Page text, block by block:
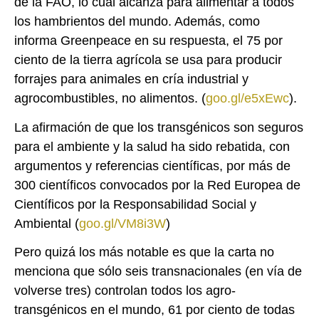
los hambrientos del mundo. Además, como
informa Greenpeace en su respuesta, el 75 por
ciento de la tierra agrícola se usa para producir
forrajes para animales en cría industrial y
agrocombustibles, no alimentos. (goo.gl/e5xEwc).
La afirmación de que los transgénicos son seguros
para el ambiente y la salud ha sido rebatida, con
argumentos y referencias científicas, por más de
300 científicos convocados por la Red Europea de
Científicos por la Responsabilidad Social y
Ambiental (goo.gl/VM8i3W)
Pero quizá los más notable es que la carta no
menciona que sólo seis transnacionales (en vía de
volverse tres) controlan todos los agro-
transgénicos en el mundo, 61 por ciento de todas